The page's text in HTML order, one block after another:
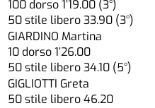
100 dorso 1’19.00 (3°)
50 stile libero 33.90 (3°)
GIARDINO Martina
10 dorso 1’26.00
50 stile libero 34.10 (5°)
GIGLIOTTI Greta
50 stile libero 46.20